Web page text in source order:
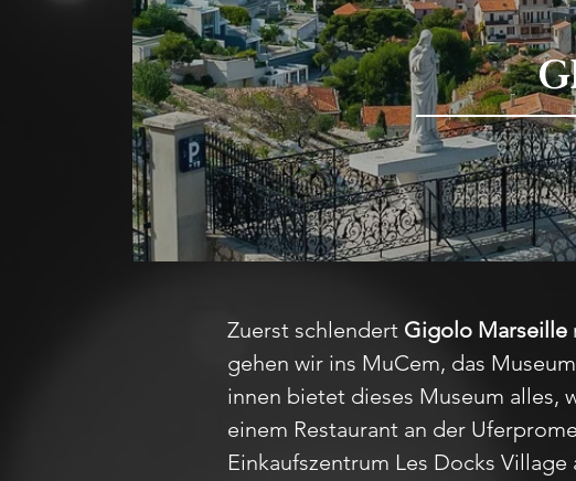
Zuerst schlendert Gigolo Marseille
gehen wir ins MuCem, das
innen bietet dieses Museum alles,
einem Restaurant an der
Einkaufszentrum Les Docks